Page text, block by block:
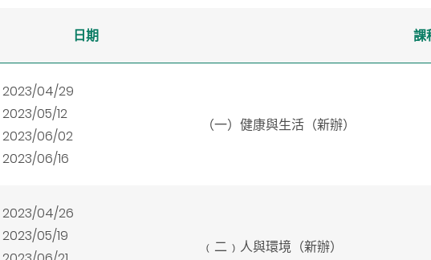
日期 課
2023/04/29
2023/05/12
2023/06/02
2023/06/16
（一）健康與生活（新辦）
2023/04/26
2023/05/19
﹙二﹚人與環境（新辦）